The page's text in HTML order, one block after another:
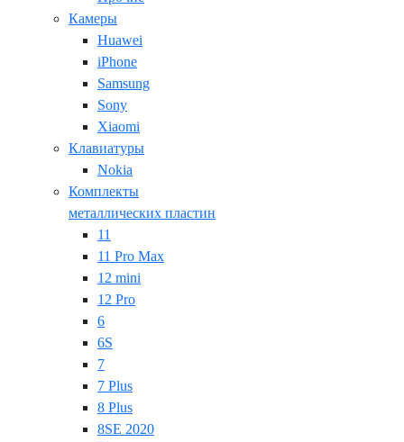
Камеры
Huawei
iPhone
Samsung
Sony
Xiaomi
Клавиатуры
Nokia
Комплекты
металлических пластин
11
11 Pro Max
12 mini
12 Pro
6
6S
7
7 Plus
8 Plus
8SE 2020